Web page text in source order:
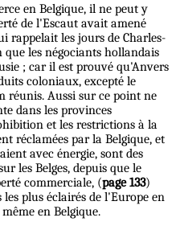
en Belgique, il ne peut y
de l'Escaut avait amené
rappelait les jours de Charles-
les négociants hollandais
; car il est prouvé qu'Anvers
coloniaux, excepté le
réunis. Aussi sur ce point ne
dans les provinces
et les restrictions à la
réclamées par la Belgique, et
avec énergie, sont des
les Belges, depuis que le
commerciale, (page 133)
plus éclairés de l'Europe en
en Belgique.